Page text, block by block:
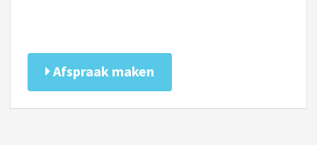
Afspraak maken